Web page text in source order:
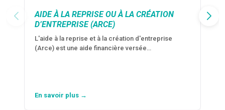
AIDE À LA REPRISE OU À LA CRÉATION
D’ENTREPRISE (ARCE)
L'aide à la reprise et à la création d'entreprise
(Arce) est une aide financière versée…
En savoir plus →